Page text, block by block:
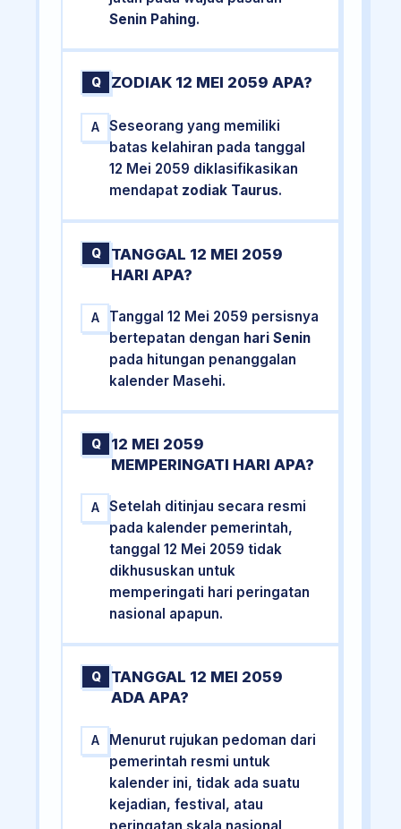
Senin Pahing.
Q ZODIAK 12 MEI 2059 APA?
A
Seseorang yang memiliki
batas kelahiran pada tanggal
12 Mei 2059 diklasifikasikan
mendapat zodiak Taurus.
Q
TANGGAL 12 MEI 2059
HARI APA?
A
Tanggal 12 Mei 2059 persisnya
bertepatan dengan hari Senin
pada hitungan penanggalan
kalender Masehi.
Q
12 MEI 2059
MEMPERINGATI HARI APA?
A
Setelah ditinjau secara resmi
pada kalender pemerintah,
tanggal 12 Mei 2059 tidak
dikhususkan untuk
memperingati hari peringatan
nasional apapun.
Q
TANGGAL 12 MEI 2059
ADA APA?
A
Menurut rujukan pedoman dari
pemerintah resmi untuk
kalender ini, tidak ada suatu
kejadian, festival, atau
peringatan skala nasional